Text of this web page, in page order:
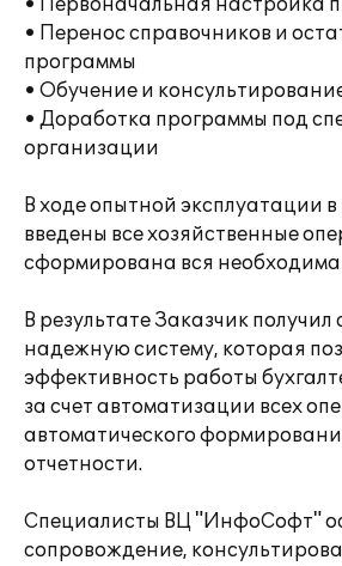
• Первоначальная настройка
• Перенос справочников и
программы
• Обучение и
• Доработка программы под
организации
В ходе опытной эксплуатации
введены все хозяйственные
сформирована вся
В результате Заказчик
надежную систему, которая
эффективность работы
за счет автоматизации всех
автоматического
отчетности.
Специалисты ВЦ "ИнфоСофт"
сопровождение,